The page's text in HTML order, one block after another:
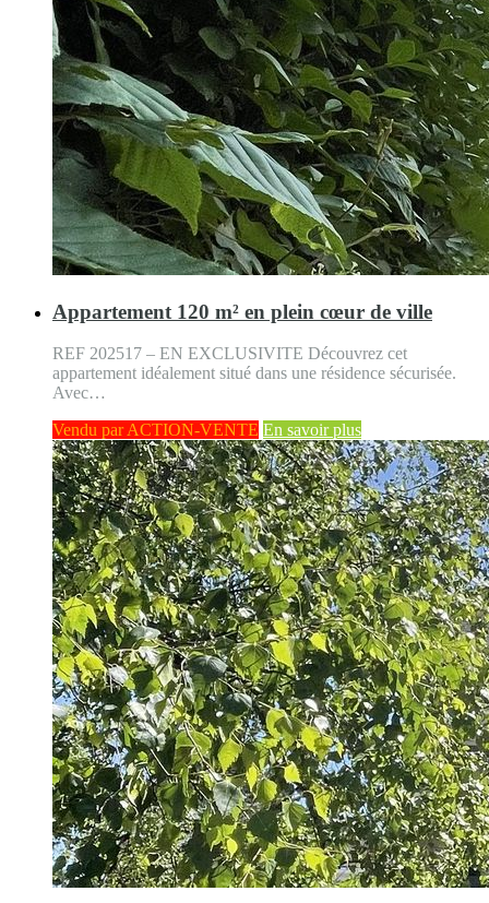
Appartement 120 m² en plein cœur de ville
REF 202517 – EN EXCLUSIVITE Découvrez cet
appartement idéalement situé dans une résidence sécurisée.
Avec…
Vendu par ACTION-VENTE En savoir plus